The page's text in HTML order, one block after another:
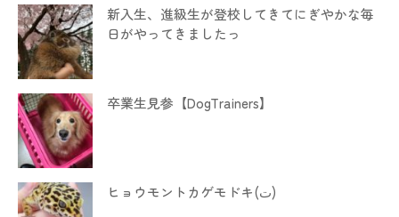
新入生、進級生が登校してきてにぎやかな毎
日がやってきましたっ
卒業生見参【DogTrainers】
ヒョウモントカゲモドキ(ت)